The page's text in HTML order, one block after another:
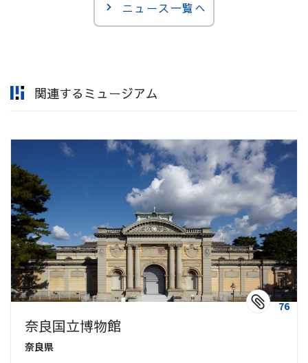
ニュース一覧へ
関連するミュージアム
76
奈良国立博物館
奈良県